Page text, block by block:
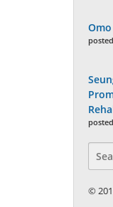
for:
©